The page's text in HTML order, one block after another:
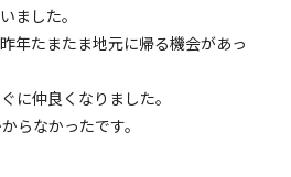
ました。
年たまたま地元に帰る機会があっ
に仲良くなりました。
らなかったです。